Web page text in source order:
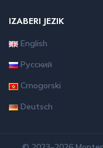
IZABERI JEZIK
English
Русский
Crnogorski
Deutsch